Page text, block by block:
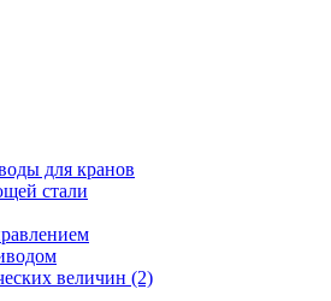
для кранов
стали
величин (2)